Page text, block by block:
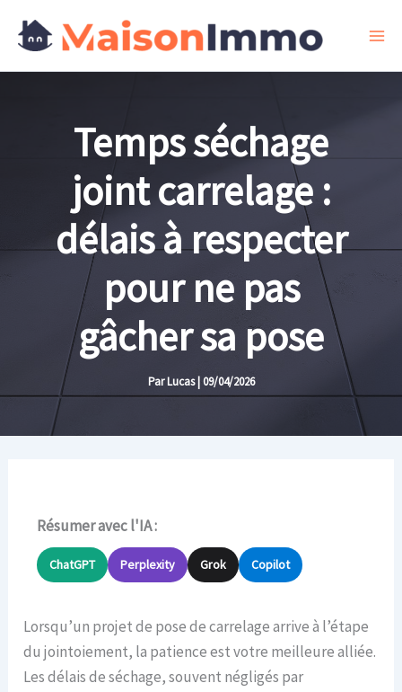
Temps séchage
joint carrelage :
délais à respecter
pour ne pas
gâcher sa pose
ParLucas| 09/04/2026
Résumer avec l'IA :
ChatGPT Perplexity Grok Copilot
Lorsqu’un projet de pose de carrelage arrive à l’étape
du jointoiement, la patience est votre meilleure alliée.
Les délais de séchage, souvent négligés par